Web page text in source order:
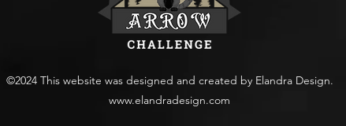
©2024 This website was designed and created by Elandra Design.
www.elandradesign.com